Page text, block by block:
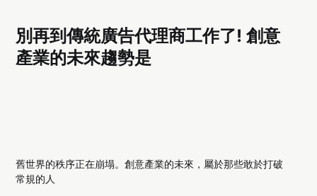
別再到傳統廣告代理商工作了! 創意
產業的未來趨勢是
舊世界的秩序正在崩塌。創意產業的未來，屬於那些敢於打破
常規的人